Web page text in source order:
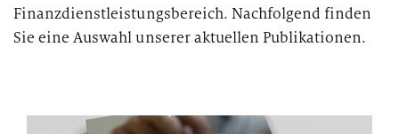
Finanzdienstleistungsbereich. Nachfolgend finden
Sie eine Auswahl unserer aktuellen Publikationen.